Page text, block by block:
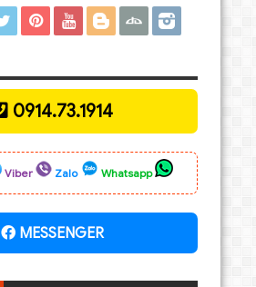
0914.73.1914
Viber Zalo Whatsapp
MESSENGER